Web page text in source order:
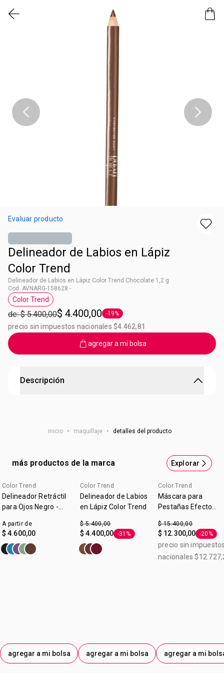
Evaluar producto
Delineador de Labios en Lápiz
Color Trend
Delineador de Labios en Lápiz Color Trend Chocolate 1,2 g
Cod. AVNARG-158628 -
Etiqueta Color Trend
Color Trend
de: $ 5.400,00$ 4.400,00 Etiqueta -19%
-19%
precio sin impuestos nacionales $4.462,81
agregar a mi bolsa
Descripción
y definición. Tip: También podes rellenar tus labios y usarlo
inicio • maquillaje • detalles del producto
más productos de la marca Explorar
Color Trend
Delineador Retráctil
para Ojos Negro -
A partir de
$ 4.600,00
agregar a mi bolsa
Color Trend
Delineador de Labios
en Lápiz Color Trend
$ 5.400,00
$ 4.400,00 Etiqueta -31%
-31%
agregar a mi bolsa
Color Trend
Máscara para
Pestañas Efecto
Longitud Color
Chocolate 7g
$ 15.400,00
$ 12.300,00 Etiqueta
-20%
precio sin
nacionales
agregar a mi